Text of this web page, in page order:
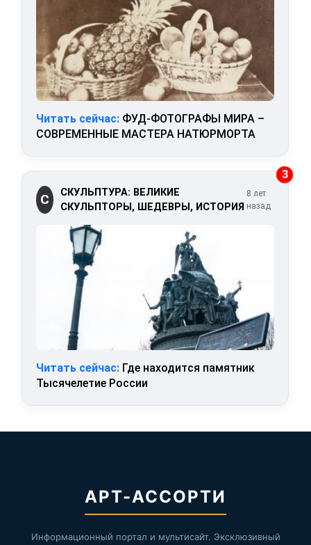
Читать сейчас: ФУД-ФОТОГРАФЫ МИРА –
СОВРЕМЕННЫЕ МАСТЕРА НАТЮРМОРТА
3
С
СКУЛЬПТУРА: ВЕЛИКИЕ
СКУЛЬПТОРЫ, ШЕДЕВРЫ, ИСТОРИЯ
8 лет
назад
Читать сейчас: Где находится памятник
Тысячелетие России
АРТ-АССОРТИ
Информационный портал и мультисайт. Эксклюзивный